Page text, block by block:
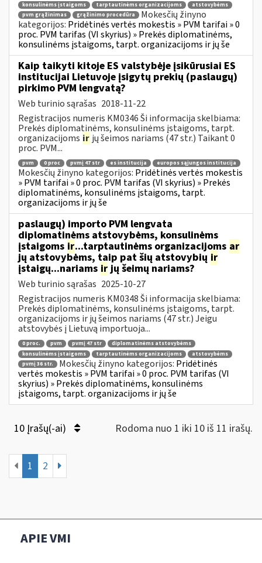
konsulinėms įstaigoms
tarptautinėms organizacijoms
atstovybėms
pvm grąžinimas
grąžinimo procedūra
Mokesčių žinyno
kategorijos: Pridėtinės vertės mokestis » PVM tarifai » 0
proc. PVM tarifas (VI skyrius) » Prekės diplomatinėms,
konsulinėms įstaigoms, tarpt. organizacijoms ir jų še
Kaip taikyti kitoje ES valstybėje įsikūrusiai ES
institucijai Lietuvoje įsigytų prekių (paslaugų)
pirkimo PVM lengvatą?
Web turinio sąrašas 2018-11-22
Registracijos numeris KM0346 Ši informacija skelbiama:
Prekės diplomatinėms, konsulinėms įstaigoms, tarpt.
organizacijoms ir jų šeimos nariams (47 str.) Taikant 0
proc. PVM...
pvm 0 proc pvmį 47 str es institucija europos sąjungos institucija
Mokesčių žinyno kategorijos: Pridėtinės vertės mokestis
» PVM tarifai » 0 proc. PVM tarifas (VI skyrius) » Prekės
diplomatinėms, konsulinėms įstaigoms, tarpt.
organizacijoms ir jų še
paslaugų) importo PVM lengvata
diplomatinėms atstovybėms, konsulinėms
įstaigoms ir...tarptautinėms organizacijoms ar
jų atstovybėms, taip pat šių atstovybių ir
įstaigų...nariams irjų šeimų nariams?
Web turinio sąrašas 2025-10-27
Registracijos numeris KM0348 Ši informacija skelbiama:
Prekės diplomatinėms, konsulinėms įstaigoms, tarpt.
organizacijoms ir jų šeimos nariams (47 str.) Jeigu
atstovybės į Lietuvą importuoja...
0 proc. pvm pvmį 47 str
diplomatinėms atstovybėms
konsulinėms įstaigoms
tarptautinėms organizacijoms
atstovybėms
pvmį 36 str.
Mokesčių žinyno kategorijos: Pridėtinės
vertės mokestis » PVM tarifai » 0 proc. PVM tarifas (VI
skyrius) » Prekės diplomatinėms, konsulinėms
įstaigoms, tarpt. organizacijoms ir jų še
10 Įrašų(-ai) Rodoma nuo 1 iki 10 iš 11 irašų.
1 2
APIE VMI